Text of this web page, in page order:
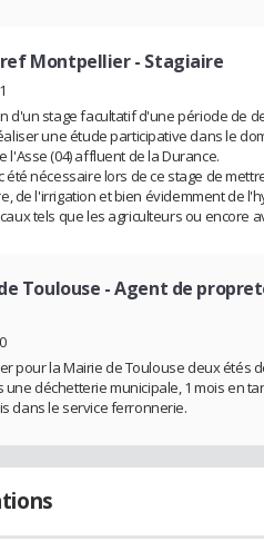
Montpellier- Stagiaire
d'un stage facultatif d'une période de
une étude participative dans le
l'Asse (04) affluent de la Durance.
été nécessaire lors de ce stage de
de l'irrigation et bien évidemment de
tels que les agriculteurs ou encore
Toulouse - Agent de
pour la Mairie de Toulouse deux étés
une déchetterie municipale, 1 mois en
dans le service ferronnerie.